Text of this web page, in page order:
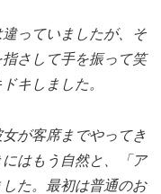
っていましたが、そ
さして手を振って笑
キしました。
が客席までやってき
はもう自然と、「ア
た。最初は普通のお